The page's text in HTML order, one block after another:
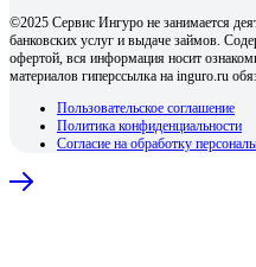
©2025 Сервис Ингуро не занимается
банковских услуг и выдаче займов.
офертой, вся информация носит
материалов гиперссылка на inguro.ru
Пользовательское соглашение
Политика конфиденциальности
Согласие на обработку